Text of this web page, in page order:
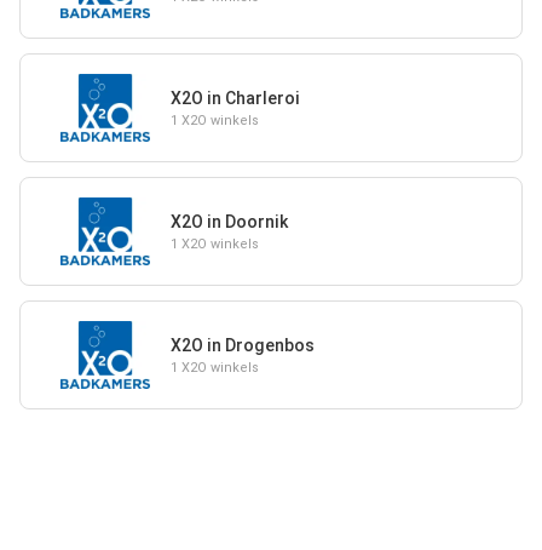
X2O in Charleroi
1 X2O winkels
X2O in Doornik
1 X2O winkels
X2O in Drogenbos
1 X2O winkels